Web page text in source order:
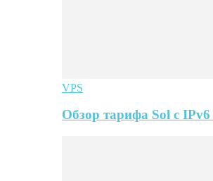
VPS
Обзор тарифа Sol с